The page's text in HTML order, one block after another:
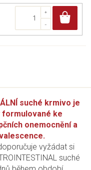
suché krmivo je
formulované ke
onemocnění a
vyžádat si
suché